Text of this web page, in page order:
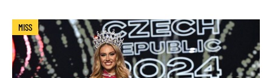
MISS